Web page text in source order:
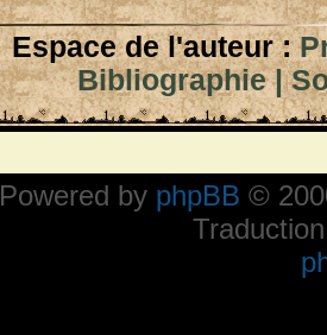
Espace de l'auteur :
Bibliographie|
Powered by phpBB ©